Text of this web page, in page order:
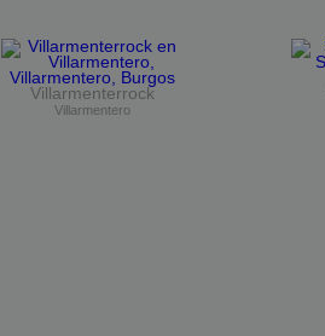
Villarmenterrock
Villarmentero